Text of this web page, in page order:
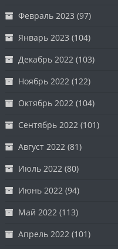
Февраль 2023 (97)
Январь 2023 (104)
Декабрь 2022 (103)
Ноябрь 2022 (122)
Октябрь 2022 (104)
Сентябрь 2022 (101)
Август 2022 (81)
Июль 2022 (80)
Июнь 2022 (94)
Май 2022 (113)
Апрель 2022 (101)